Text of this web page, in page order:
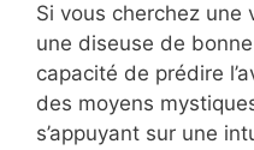
Si vous cherchez une
une diseuse de
capacité de prédire
des moyens
s’appuyant sur une